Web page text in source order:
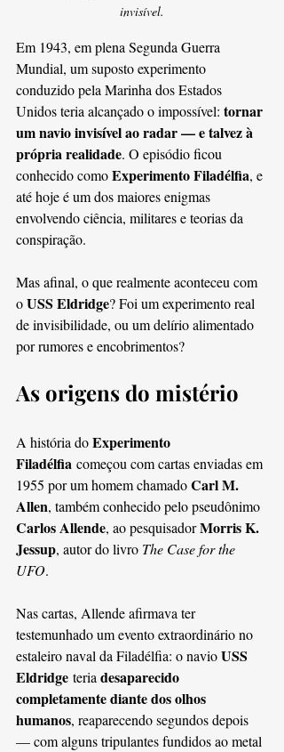
invisível.
Em 1943, em plena Segunda Guerra
Mundial, um suposto experimento
conduzido pela Marinha dos Estados
Unidos teria alcançado o impossível: tornar
um navio invisível ao radar — e talvez à
própria realidade. O episódio ficou
conhecido como Experimento Filadélfia, e
até hoje é um dos maiores enigmas
envolvendo ciência, militares e teorias da
conspiração.
Mas afinal, o que realmente aconteceu com
o USS Eldridge? Foi um experimento real
de invisibilidade, ou um delírio alimentado
por rumores e encobrimentos?
As origens do mistério
A história do Experimento
Filadélfia começou com cartas enviadas em
1955 por um homem chamado Carl M.
Allen, também conhecido pelo pseudônimo
Carlos Allende, ao pesquisador Morris K.
Jessup, autor do livro The Case for the
UFO.
Nas cartas, Allende afirmava ter
testemunhado um evento extraordinário no
estaleiro naval da Filadélfia: o navio USS
Eldridge teria desaparecido
completamente diante dos olhos
humanos, reaparecendo segundos depois
— com alguns tripulantes fundidos ao metal